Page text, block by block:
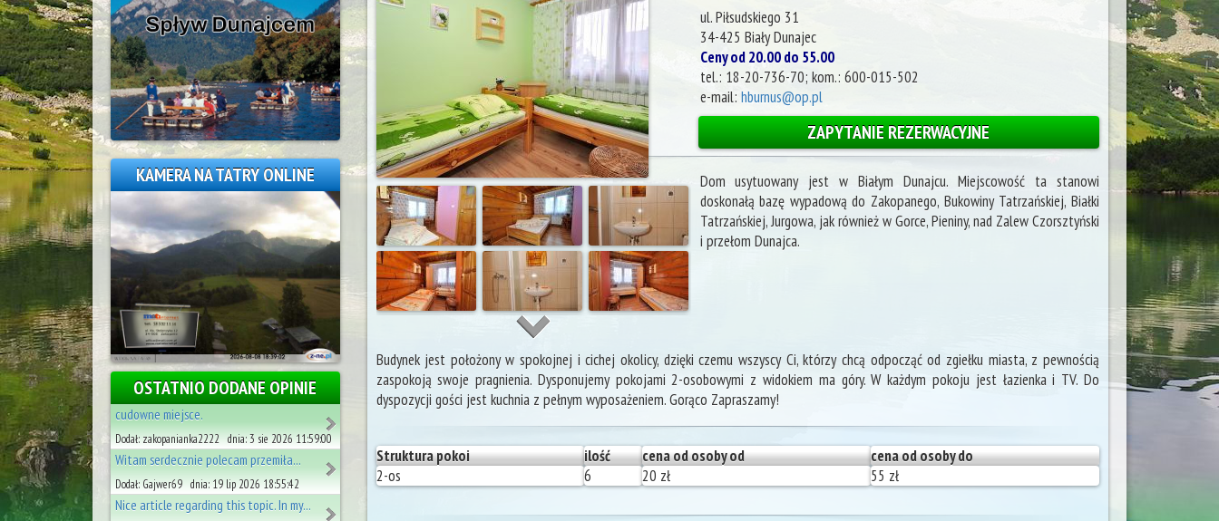
ul. Piłsudskiego 31
34-425 Biały Dunajec
Ceny od 20.00 do 55.00
tel.: 18-20-736-70; kom.: 600-015-502
e-mail: hburnus@op.pl
ZAPYTANIE REZERWACYJNE
Dom usytuowany jest w Białym Dunajcu. Miejscowość ta stanowi
doskonałą bazę wypadową do Zakopanego, Bukowiny Tatrzańskiej, Białki
Tatrzańskiej, Jurgowa, jak również w Gorce, Pieniny, nad Zalew Czorsztyński
i przełom Dunajca.
Budynek jest położony w spokojnej i cichej okolicy, dzięki czemu wszyscy Ci, którzy chcą odpocząć od zgiełku miasta, z pewnością
zaspokoją swoje pragnienia. Dysponujemy pokojami 2-osobowymi z widokiem ma góry. W każdym pokoju jest łazienka i TV. Do
dyspozycji gości jest kuchnia z pełnym wyposażeniem. Gorąco Zapraszamy!
Struktura pokoi ilość cena od osoby od
cena od osoby do
2-os
6 20 zł 55 zł
KAMERA NA TATRY ONLINE
OSTATNIO DODANE OPINIE
cudowne miejsce.
Dodał: zakopanianka2222 dnia: 3 sie 2026 11:59:00
Witam serdecznie polecam przemiła...
Dodał: Gajwer69 dnia: 19 lip 2026 18:55:42
Nice article regarding this topic. In my...